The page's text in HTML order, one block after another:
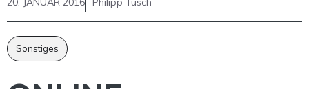
Sonstiges